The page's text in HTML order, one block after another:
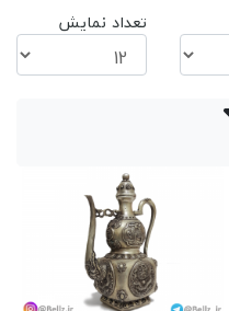
تعداد نمایش